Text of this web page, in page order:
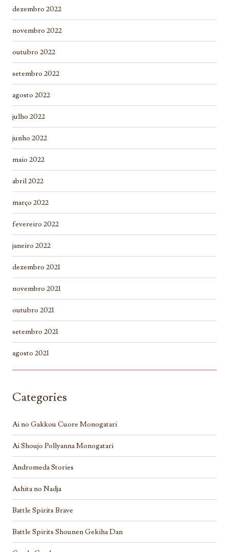
dezembro 2022
novembro 2022
outubro 2022
setembro 2022
agosto 2022
julho 2022
junho 2022
maio 2022
abril 2022
março 2022
fevereiro 2022
janeiro 2022
dezembro 2021
novembro 2021
outubro 2021
setembro 2021
agosto 2021
Categories
Ai no Gakkou Cuore Monogatari
Ai Shoujo Pollyanna Monogatari
Andromeda Stories
Ashita no Nadja
Battle Spirits Brave
Battle Spirits Shounen Gekiha Dan